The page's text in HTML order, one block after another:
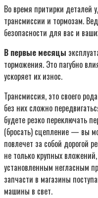
Во время притирки деталей
трансмиссии и тормозам.
безопасности для вас и
В первые месяцы
торможения. Это пагубно
ускоряет их износ.
Трансмиссия, это своего
без них сложно
будете резко переключать
(бросать) сцепление — вы
повлечет за собой дорогой
не только крупных
установленным негласным
запчасти в магазины
машины в свет.